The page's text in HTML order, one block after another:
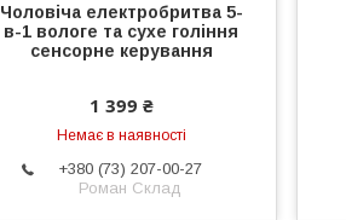
Чоловіча електробритва 5-
в-1 вологе та сухе гоління
сенсорне керування
1 399 ₴
Немає в наявності
+380 (73) 207-00-27
Роман Склад